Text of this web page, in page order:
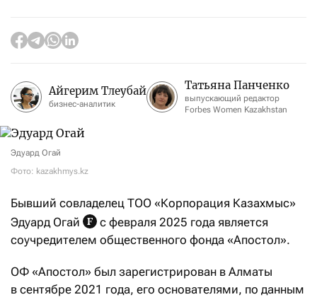
Айгерим Тлеубай
бизнес-аналитик
Татьяна Панченко
выпускающий редактор
Forbes Women Kazakhstan
Эдуард Огай
Фото: kazakhmys.kz
Бывший совладелец ТОО «Корпорация Казахмыс»
Эдуард Огай
с февраля 2025 года является
соучредителем общественного фонда «Апостол».
ОФ «Апостол» был зарегистрирован в Алматы
в сентябре 2021 года, его основателями, по данным